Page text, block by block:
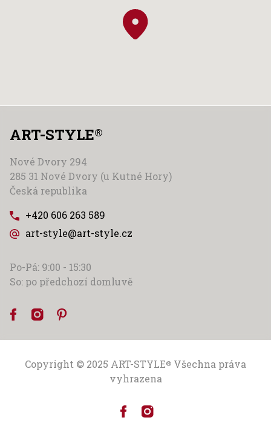
ART-STYLE®
Nové Dvory 294
285 31 Nové Dvory (u Kutné Hory)
Česká republika
+420 606 263 589
art-style@art-style.cz
Po-Pá: 9:00 - 15:30
So: po předchozí domluvě
Copyright © 2025 ART-STYLE® Všechna práva
vyhrazena